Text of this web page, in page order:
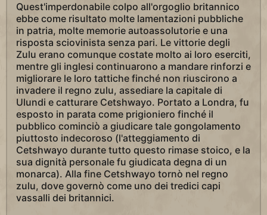
Quest'imperdonabile colpo all'orgoglio britannico
ebbe come risultato molte lamentazioni pubbliche
in patria, molte memorie autoassolutorie e una
risposta sciovinista senza pari. Le vittorie degli
Zulu erano comunque costate molto ai loro eserciti,
mentre gli inglesi continuarono a mandare rinforzi e
migliorare le loro tattiche finché non riuscirono a
invadere il regno zulu, assediare la capitale di
Ulundi e catturare Cetshwayo. Portato a Londra, fu
esposto in parata come prigioniero finché il
pubblico cominciò a giudicare tale gongolamento
piuttosto indecoroso (l'atteggiamento di
Cetshwayo durante tutto questo rimase stoico, e la
sua dignità personale fu giudicata degna di un
monarca). Alla fine Cetshwayo tornò nel regno
zulu, dove governò come uno dei tredici capi
vassalli dei britannici.